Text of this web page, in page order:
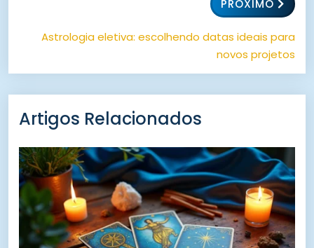
PRÓXIMO
Astrologia eletiva: escolhendo datas ideais para
novos projetos
Artigos Relacionados